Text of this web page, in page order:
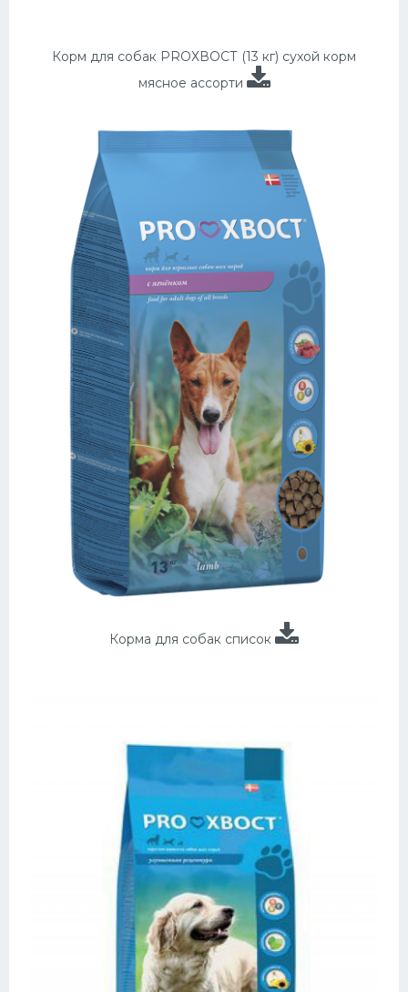
Корм для собак PROХВОСТ (13 кг) сухой корм
мясное ассорти
Корма для собак список